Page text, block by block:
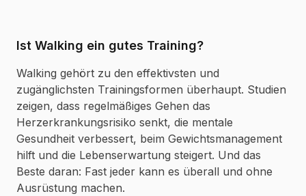
Ist Walking ein gutes Training?
Walking gehört zu den effektivsten und
zugänglichsten Trainingsformen überhaupt. Studien
zeigen, dass regelmäßiges Gehen das
Herzerkrankungsrisiko senkt, die mentale
Gesundheit verbessert, beim Gewichtsmanagement
hilft und die Lebenserwartung steigert. Und das
Beste daran: Fast jeder kann es überall und ohne
Ausrüstung machen.